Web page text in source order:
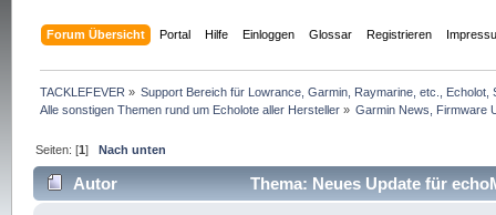
Forum Übersicht Portal Hilfe Einloggen Glossar Registrieren
TACKLEFEVER » Support Bereich für Lowrance, Garmin, Raymarine, etc.,
Alle sonstigen Themen rund um Echolote aller Hersteller » Garmin News, Firmware
Seiten: [1]Nach unten
Autor Thema: Neues Update für